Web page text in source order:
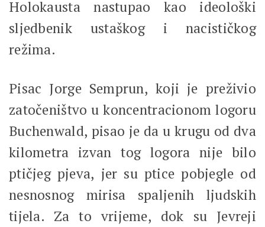
Holokausta nastupao kao ideološki
sljedbenik ustaškog i nacističkog
režima.
Pisac Jorge Semprun, koji je preživio
zatočeništvo u koncentracionom logoru
Buchenwald, pisao je da u krugu od dva
kilometra izvan tog logora nije bilo
ptičjeg pjeva, jer su ptice pobjegle od
nesnosnog mirisa spaljenih ljudskih
tijela. Za to vrijeme, dok su Jevreji